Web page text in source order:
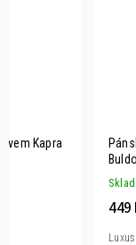
Kapra
449